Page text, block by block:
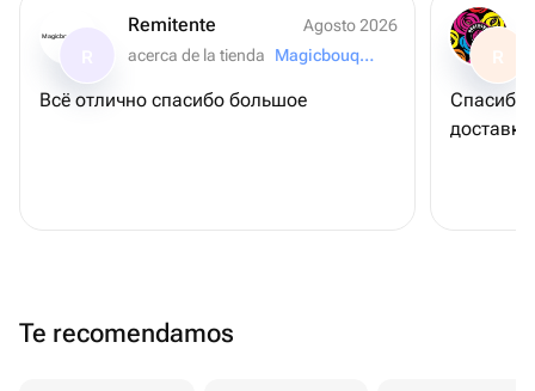
Magicbouquet174 Remitente
Agosto 2026
acerca de la tienda
Magicbouquet174
Всё отлично спасибо большое
R
Спасибо
Te recomendamos